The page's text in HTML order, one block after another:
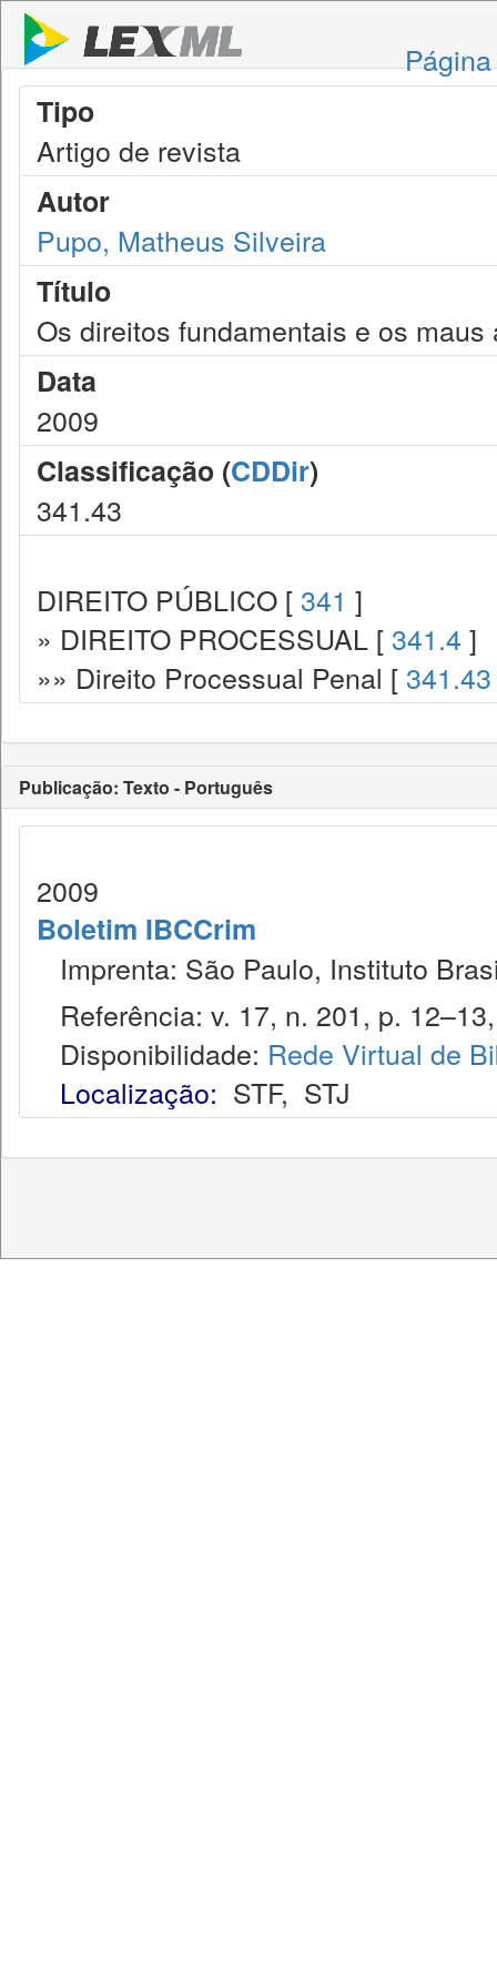
Tipo
Artigo de revista
Autor
Pupo, Matheus Silveira
Título
Os direitos fundamentais e os maus
Data
2009
Classificação (CDDir)
341.43
DIREITO PÚBLICO [ 341 ]
» DIREITO PROCESSUAL [ 341.4 ]
»» Direito Processual Penal [ 341.43
Publicação: Texto - Português
2009
Boletim IBCCrim
Imprenta: São Paulo, Instituto
Referência: v. 17, n. 201, p.
Disponibilidade: Rede Virtual de
Localização: STF, STJ